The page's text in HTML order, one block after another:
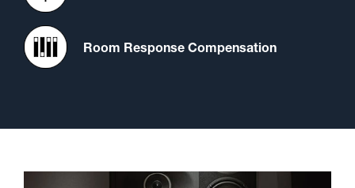
Room Response Compensation